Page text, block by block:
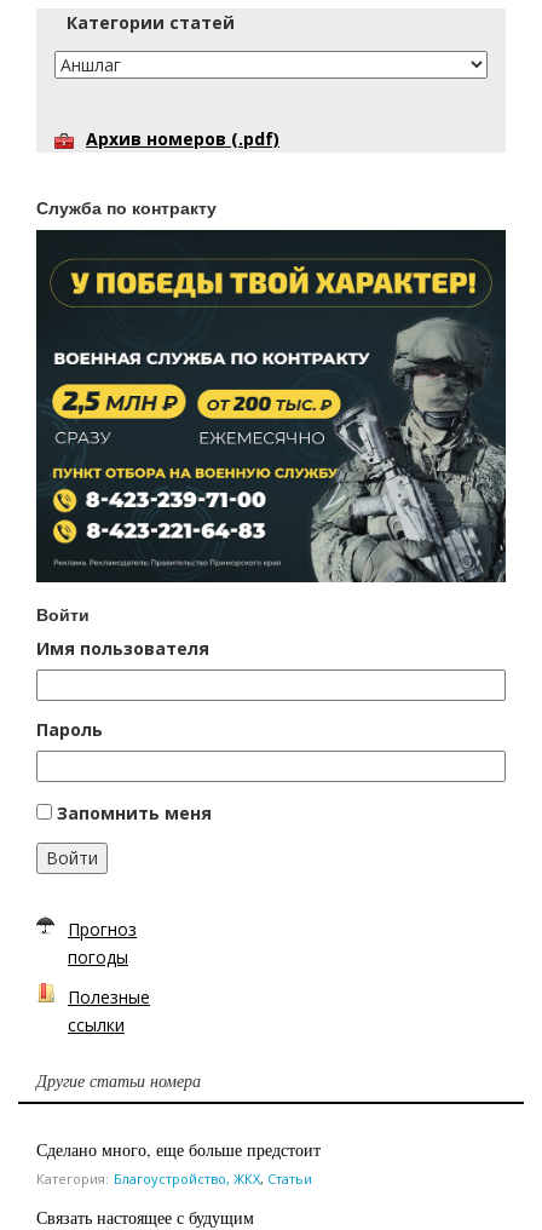
Категории статей
Архив номеров (.pdf)
Служба по контракту
Войти
Имя пользователя
Пароль
Запомнить меня
Войти
Прогноз
погоды
Полезные
ссылки
Другие статьи номера
Сделано много, еще больше предстоит
Категория: Благоустройство, ЖКХ, Статьи
Связать настоящее с будущим